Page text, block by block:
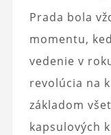
Prada bola
momentu,
vedenie v
revolúcia na
základom
kapsulových